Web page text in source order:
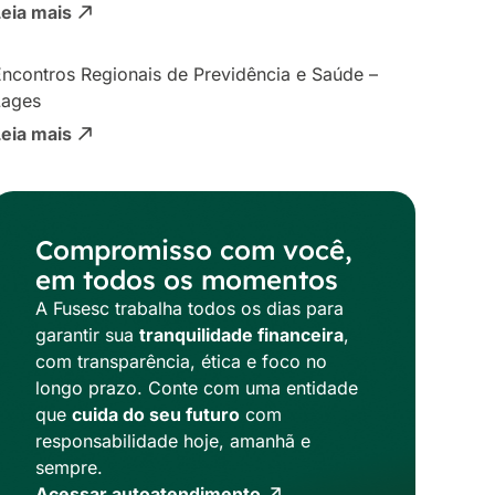
mais
Regionais de Previdência e Saúde –
mais
Compromisso com você,
em todos os momentos
A Fusesc trabalha todos os dias para
garantir sua tranquilidade financeira,
com transparência, ética e foco no
longo prazo. Conte com uma entidade
que cuida do seu futuro com
responsabilidade hoje, amanhã e
sempre.